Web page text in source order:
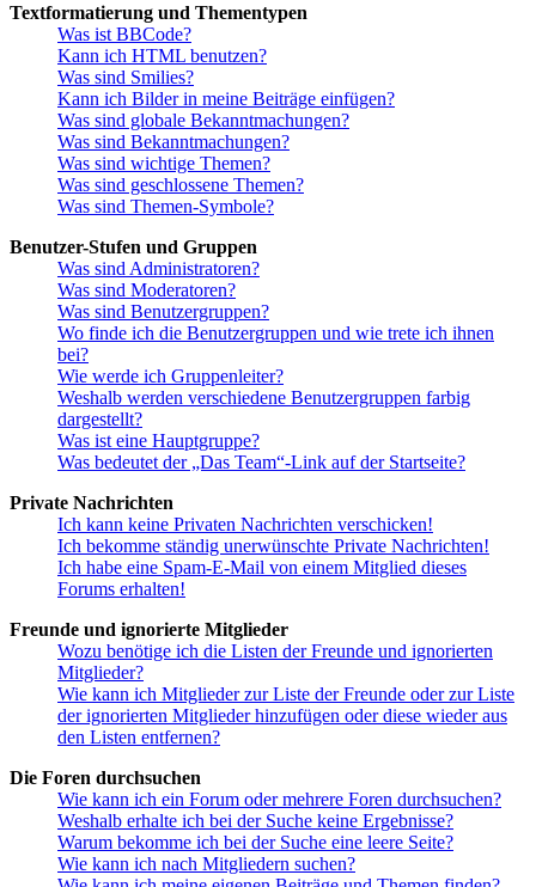
Textformatierung und Thementypen
Was ist BBCode?
Kann ich HTML benutzen?
Was sind Smilies?
Kann ich Bilder in meine Beiträge einfügen?
Was sind globale Bekanntmachungen?
Was sind Bekanntmachungen?
Was sind wichtige Themen?
Was sind geschlossene Themen?
Was sind Themen-Symbole?
Benutzer-Stufen und Gruppen
Was sind Administratoren?
Was sind Moderatoren?
Was sind Benutzergruppen?
Wo finde ich die Benutzergruppen und wie trete ich ihnen
bei?
Wie werde ich Gruppenleiter?
Weshalb werden verschiedene Benutzergruppen farbig
dargestellt?
Was ist eine Hauptgruppe?
Was bedeutet der „Das Team“-Link auf der Startseite?
Private Nachrichten
Ich kann keine Privaten Nachrichten verschicken!
Ich bekomme ständig unerwünschte Private Nachrichten!
Ich habe eine Spam-E-Mail von einem Mitglied dieses
Forums erhalten!
Freunde und ignorierte Mitglieder
Wozu benötige ich die Listen der Freunde und ignorierten
Mitglieder?
Wie kann ich Mitglieder zur Liste der Freunde oder zur Liste
der ignorierten Mitglieder hinzufügen oder diese wieder aus
den Listen entfernen?
Die Foren durchsuchen
Wie kann ich ein Forum oder mehrere Foren durchsuchen?
Weshalb erhalte ich bei der Suche keine Ergebnisse?
Warum bekomme ich bei der Suche eine leere Seite?
Wie kann ich nach Mitgliedern suchen?